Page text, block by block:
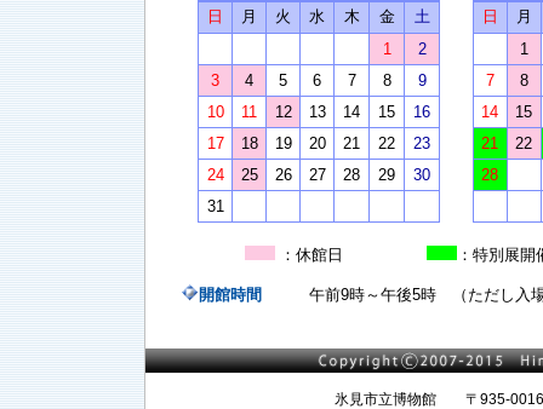
日
月 火 水 木 金
土
1
2
3
4 5 6 7 8
9
10
11 12 13 14 15
16
17
18 19 20 21 22
23
24
25 26 27 28 29
30
31
日
月
1
7
8
14
15
21
22
28
：休館日 ：特
開館時間 午前9時～午後5時 （ただし入場
氷見市立博物館 〒935-